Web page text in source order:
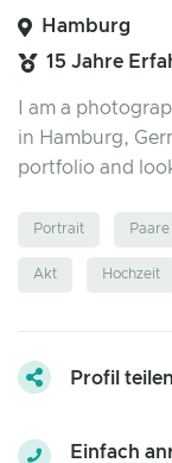
Hamburg
15 Jahre
I am a
in Hamburg,
portfolio and
Portrait Paare
Akt Hochzeit
Profil teilen
Einfach